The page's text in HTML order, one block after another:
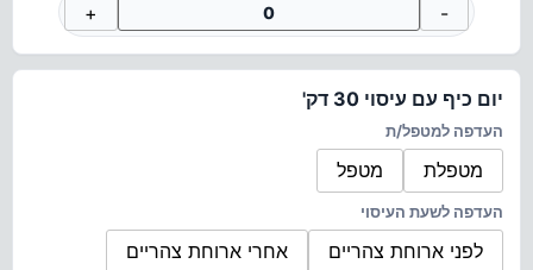
-
+
יום כיף עם עיסוי 30 דק'
העדפה למטפל/ת
מטפלת מטפל
העדפה לשעת העיסוי
לפני ארוחת צהריים אחרי ארוחת צהריים